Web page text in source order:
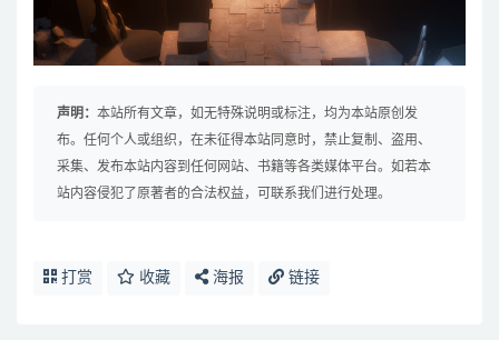
声明： 本站所有文章，如无特殊说明或标注，均为本站原创发
布。任何个人或组织，在未征得本站同意时，禁止复制、盗用、
采集、发布本站内容到任何网站、书籍等各类媒体平台。如若本
站内容侵犯了原著者的合法权益，可联系我们进行处理。
打赏 收藏 海报 链接